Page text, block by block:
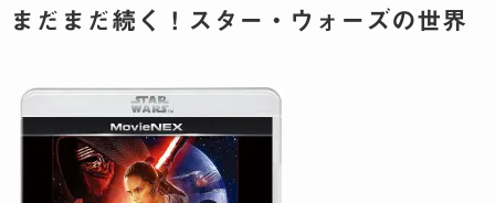
まだまだ続く！スター・ウォーズの世界